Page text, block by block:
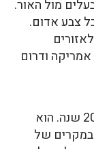
מול האור.
צבע אדום.
ודרום
הפרע היה ידוע כצמח רפואי כבר לפני 2000 שנה. הוא
במקרים של